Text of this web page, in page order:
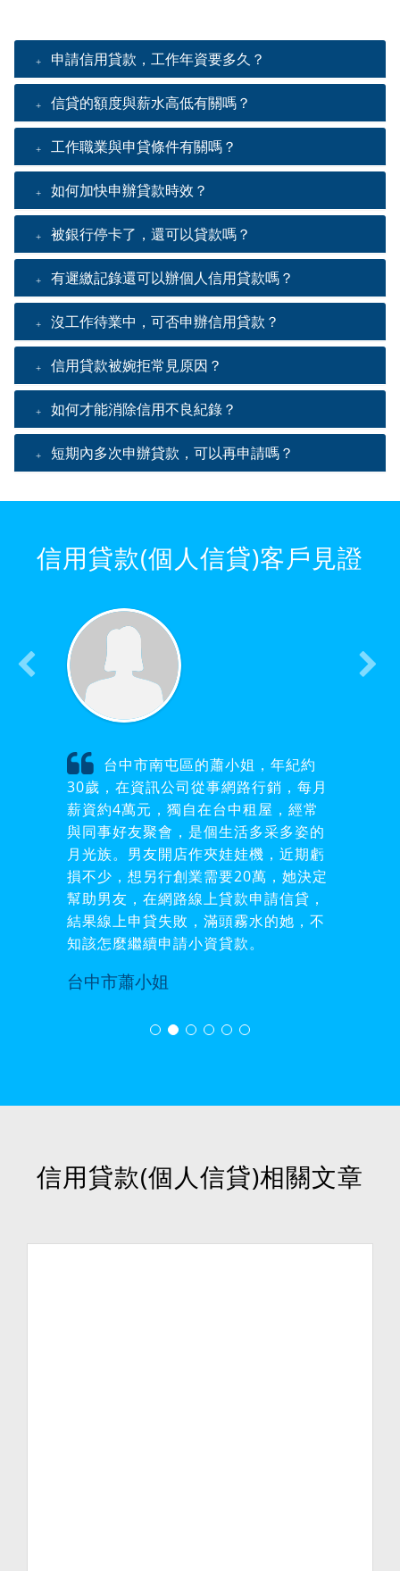
申請信用貸款，工作年資要多久？
信貸的額度與薪水高低有關嗎？
工作職業與申貸條件有關嗎？
如何加快申辦貸款時效？
被銀行停卡了，還可以貸款嗎？
有遲繳記錄還可以辦個人信用貸款嗎？
沒工作待業中，可否申辦信用貸款？
信用貸款被婉拒常見原因？
如何才能消除信用不良紀錄？
短期內多次申辦貸款，可以再申請嗎？
信用貸款(個人信貸)客戶見證
台中市南屯區的蕭小姐，年紀約
30歲，在資訊公司從事網路行銷，每月
薪資約4萬元，獨自在台中租屋，經常
與同事好友聚會，是個生活多采多姿的
月光族。男友開店作夾娃娃機，近期虧
損不少，想另行創業需要20萬，她決定
幫助男友，在網路線上貸款申請信貸，
結果線上申貸失敗，滿頭霧水的她，不
知該怎麼繼續申請小資貸款。
台中市蕭小姐
信用貸款(個人信貸)相關文章